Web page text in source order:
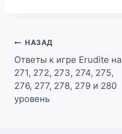
Навигация
по
записям
НАЗАД
Ответы к игре Erudite на
271, 272, 273, 274, 275,
276, 277, 278, 279 и 280
уровень